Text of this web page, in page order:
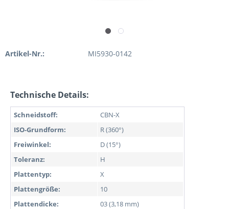
Artikel-Nr.: MI5930-0142
Technische Details:
Schneidstoff:
CBN-X
ISO-Grundform:
R (360°)
Freiwinkel:
D (15°)
Toleranz:
H
Plattentyp:
X
Plattengröße:
10
Plattendicke:
03 (3,18 mm)